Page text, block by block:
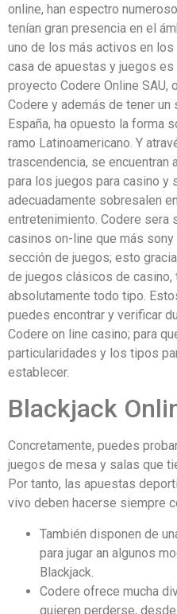
online, han espectro
tenían gran presencia en el
uno de los más activos en
casa de apuestas y juegos
proyecto Codere Online SAU,
Codere y además de tener
España, ha opuesto la forma
ramo Latinoamericano. Y
trascendencia, se encuentran
para los juegos para casino y
adecuadamente sobresalen
entretenimiento. Codere sera
casinos on-line que más
sección de juegos; esto
de juegos clásicos de
absolutamente todo tipo.
puedes encontrar y verificar
Codere on line casino; para
particularidades y los tipos
establecer.
Blackjack
Concretamente, puedes
juegos de mesa y salas que
Por tanto, las apuestas
vivo deben hacerse siempre
También disponen de
para jugar an algunos
Blackjack.
Codere ofrece mucha
quieren perderse,